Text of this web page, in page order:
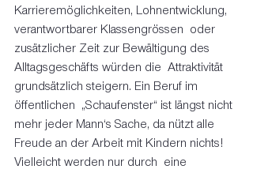
Karrieremöglichkeiten, Lohnentwicklung,
verantwortbarer Klassengrössen  oder
zusätzlicher Zeit zur Bewältigung des
Alltagsgeschäfts würden die  Attraktivität
grundsätzlich steigern. Ein Beruf im
öffentlichen  „Schaufenster“ ist längst nicht
mehr jeder Mann‘s Sache, da nützt alle
Freude an der Arbeit mit Kindern nichts!
Vielleicht werden nur durch  eine